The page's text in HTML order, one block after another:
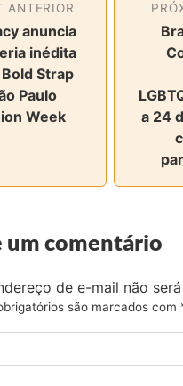
o
T
w
i
t
t
o
I
n
s
t
a
a
i
a
e
-
ANTERIOR
anuncia
inédita
Strap
Paulo
Week
a 24
um comentário
de e-mail não
são marcados com